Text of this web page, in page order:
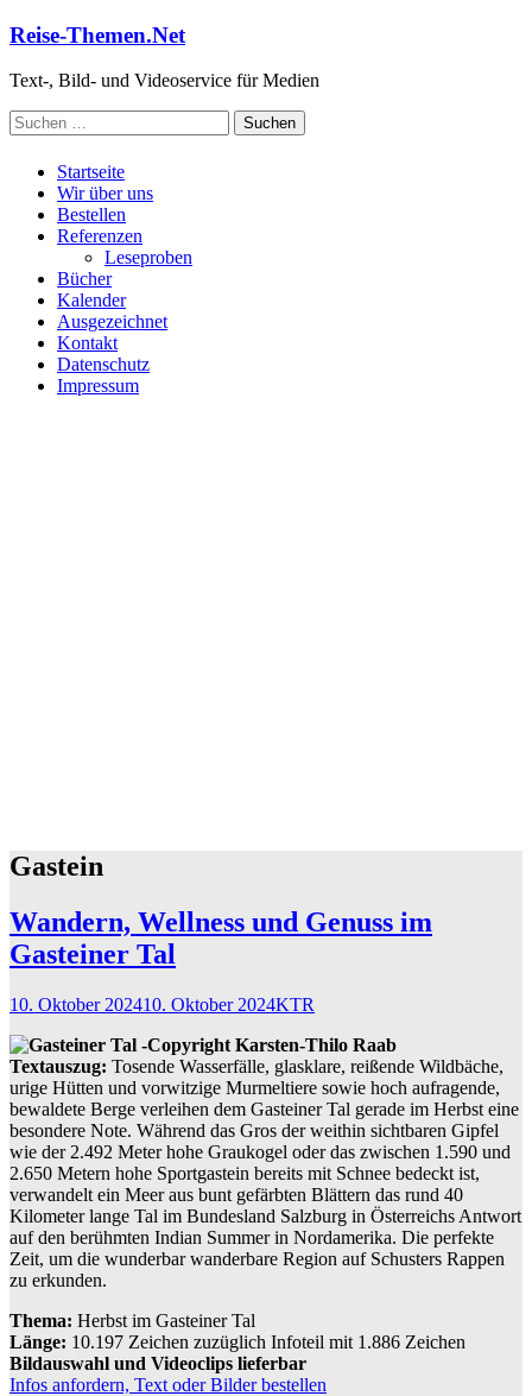
Zum
springen
Reise-Themen.Net
Text-, Bild- und Videoservice für Medien
Suchen
nach:
Startseite
Wir über uns
Bestellen
Referenzen
Leseproben
Bücher
Kalender
Ausgezeichnet
Kontakt
Datenschutz
Impressum
Gastein
Wandern, Wellness und Genuss im
Gasteiner Tal
10. Oktober 202410. Oktober 2024KTR
Textauszug: Tosende Wasserfälle, glasklare, reißende Wildbäche,
urige Hütten und vorwitzige Murmeltiere sowie hoch aufragende,
bewaldete Berge verleihen dem Gasteiner Tal gerade im Herbst eine
besondere Note. Während das Gros der weithin sichtbaren Gipfel
wie der 2.492 Meter hohe Graukogel oder das zwischen 1.590 und
2.650 Metern hohe Sportgastein bereits mit Schnee bedeckt ist,
verwandelt ein Meer aus bunt gefärbten Blättern das rund 40
Kilometer lange Tal im Bundesland Salzburg in Österreichs Antwort
auf den berühmten Indian Summer in Nordamerika. Die perfekte
Zeit, um die wunderbar wanderbare Region auf Schusters Rappen
zu erkunden.
Thema: Herbst im Gasteiner Tal
Länge: 10.197 Zeichen zuzüglich Infoteil mit 1.886 Zeichen
Bildauswahl und Videoclips lieferbar
Infos anfordern, Text oder Bilder bestellen